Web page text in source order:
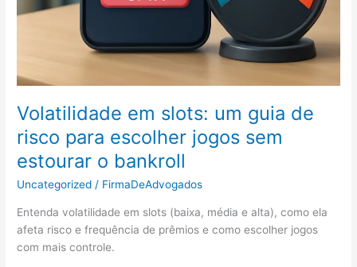
Volatilidade em slots: um guia de
risco para escolher jogos sem
estourar o bankroll
Uncategorized / FirmaDeAdvogados
Entenda volatilidade em slots (baixa, média e alta), como ela
afeta risco e frequência de prêmios e como escolher jogos
com mais controle.